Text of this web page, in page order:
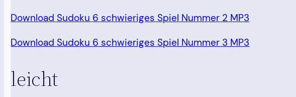
Download Sudoku 6 schwieriges Spiel Nummer 2 MP3
Download Sudoku 6 schwieriges Spiel Nummer 3 MP3
leicht